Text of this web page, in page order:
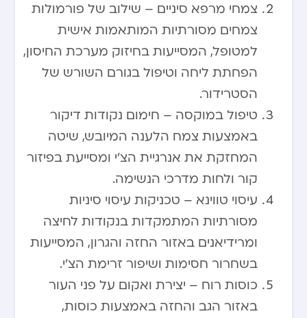
צמחי מרפא סיניים – שילוב של פורמולות
צמחים מסורתיות המותאמות אישית
למטופל, המסייעות בחיזוק מערכת החיסון,
הפחתת ליחה וטיפול בגורם השורש של
הסטרידור.
טיפול במוקסה – חימום נקודות דיקור
באמצעות צמח הלענה המיובש, שיטה
המחזקת את אנרגיית הצ’י ומסייעת בפיזור
קור ולחות מדרכי הנשימה.
עיסוי טווינא – טכניקות עיסוי סיניות
מסורתיות המתמקדות בנקודות לחיצה
ומרידיאנים באזור החזה והגרון, המסייעות
בשחרור חסימות ושיפור זרימת הצ’י.
כוסות רוח – יצירת ואקום על פני העור
באזור הגב והחזה באמצעות כוסות,